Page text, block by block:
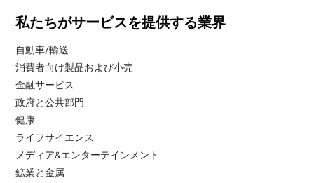
私たちがサービスを提供する業界
自動車/輸送
消費者向け製品および小売
金融サービス
政府と公共部門
健康
ライフサイエンス
メディア&エンターテインメント
鉱業と金属